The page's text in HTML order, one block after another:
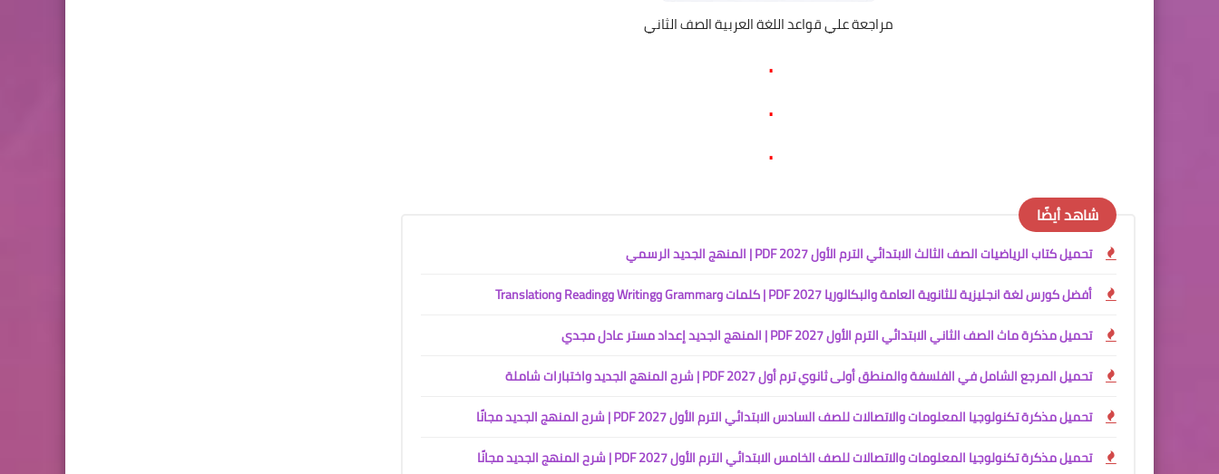
مراجعة علي قواعد اللغة العربية الصف الثاني
.
.
.
شاهد أيضًا
تحميل كتاب الرياضيات الصف الثالث الابتدائي الترم الأول 2027 PDF | المنهج الجديد الرسمي
أفضل كورس لغة انجليزية للثانوية العامة والبكالوريا 2027 PDF | كلمات وGrammar وWriting وReading وTranslation
تحميل مذكرة ماث الصف الثاني الابتدائي الترم الأول 2027 PDF | المنهج الجديد إعداد مستر عادل مجدي
تحميل المرجع الشامل في الفلسفة والمنطق أولى ثانوي ترم أول 2027 PDF | شرح المنهج الجديد واختبارات شاملة
تحميل مذكرة تكنولوجيا المعلومات والاتصالات للصف السادس الابتدائي الترم الأول 2027 PDF | شرح المنهج الجديد مجانًا
تحميل مذكرة تكنولوجيا المعلومات والاتصالات للصف الخامس الابتدائي الترم الأول 2027 PDF | شرح المنهج الجديد مجانًا